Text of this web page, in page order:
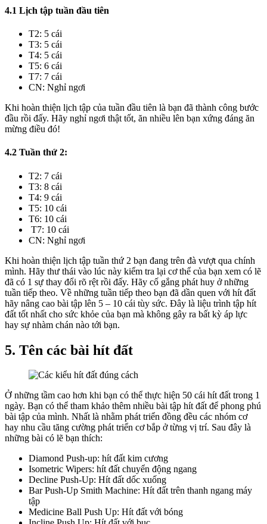
4.1 Lịch tập tuần đầu tiên
T2: 5 cái
T3: 5 cái
T4: 5 cái
T5: 6 cái
T7: 7 cái
CN: Nghỉ ngơi
Khi hoàn thiện lịch tập của tuần đầu tiên là bạn đã thành công bước
đầu rồi đấy. Hãy nghỉ ngơi thật tốt, ăn nhiều lên bạn xứng đáng ăn
mừng điều đó!
4.2 Tuần thứ 2:
T2: 7 cái
T3: 8 cái
T4: 9 cái
T5: 10 cái
T6: 10 cái
T7: 10 cái
CN: Nghỉ ngơi
Khi hoàn thiện lịch tập tuần thứ 2 bạn đang trên đà vượt qua chính
mình. Hãy thư thái vào lúc này kiểm tra lại cơ thể của bạn xem có lẽ
đã có 1 sự thay đổi rõ rệt rồi đấy. Hãy cố gắng phát huy ở những
tuần tiếp theo. Về những tuần tiếp theo bạn đã dần quen với hít đất
hãy nâng cao bài tập lên 5 – 10 cái tùy sức. Đây là liệu trình tập hít
đất tốt nhất cho sức khỏe của bạn mà không gây ra bất kỳ áp lực
hay sự nhàm chán nào tới bạn.
5. Tên các bài hít đất
Ở những tầm cao hơn khi bạn có thể thực hiện 50 cái hít đất trong 1
ngày. Bạn có thể tham khảo thêm nhiều bài tập hít đất để phong phú
bài tập của mình. Nhất là nhằm phát triển đồng đều các nhóm cơ
hay nhu cầu tăng cường phát triển cơ bắp ở từng vị trí. Sau đây là
những bài có lẽ bạn thích:
Diamond Push-up: hít đất kim cương
Isometric Wipers: hít đất chuyển động ngang
Decline Push-Up: Hít đất dốc xuống
Bar Push-Up Smith Machine: Hít đất trên thanh ngang máy
tập
Medicine Ball Push Up: Hít đất với bóng